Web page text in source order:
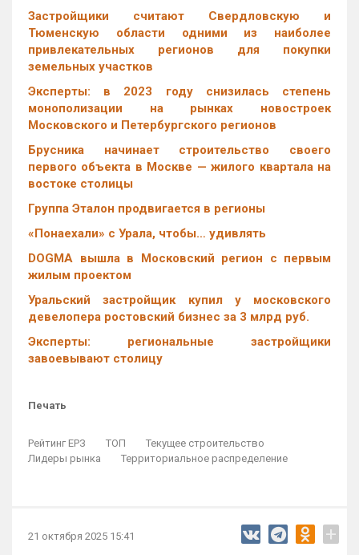
Застройщики считают Свердловскую и
Тюменскую области одними из наиболее
привлекательных регионов для покупки
земельных участков
Эксперты: в 2023 году снизилась степень
монополизации на рынках новостроек
Московского и Петербургского регионов
Брусника начинает строительство своего
первого объекта в Москве — жилого квартала на
востоке столицы
Группа Эталон продвигается в регионы
«Понаехали» с Урала, чтобы… удивлять
DOGMA вышла в Московский регион с первым
жилым проектом
Уральский застройщик купил у московского
девелопера ростовский бизнес за 3 млрд руб.
Эксперты: региональные застройщики
завоевывают столицу
Печать
Рейтинг ЕРЗ ТОП
Текущее строительство
Лидеры рынка
Территориальное распределение
21 октября 2025 15:41 +